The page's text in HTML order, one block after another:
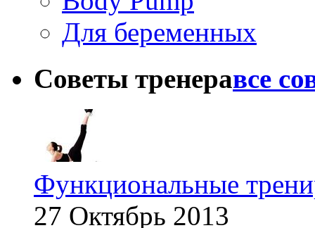
Для беременных
Советы тренеравсе
Функциональные
27 Октябрь 2013